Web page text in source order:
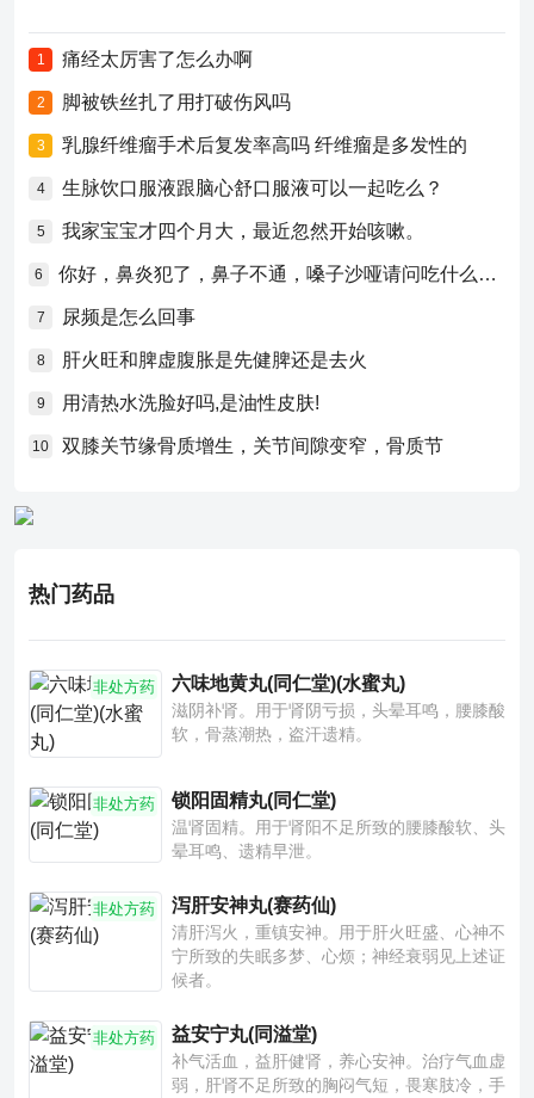
1 痛经太厉害了怎么办啊
2 脚被铁丝扎了用打破伤风吗
3 乳腺纤维瘤手术后复发率高吗 纤维瘤是多发性的
4 生脉饮口服液跟脑心舒口服液可以一起吃么？
5 我家宝宝才四个月大，最近忽然开始咳嗽。
6 你好，鼻炎犯了，鼻子不通，嗓子沙哑请问吃什么药比较好？
7 尿频是怎么回事
8 肝火旺和脾虚腹胀是先健脾还是去火
9 用清热水洗脸好吗,是油性皮肤!
10 双膝关节缘骨质增生，关节间隙变窄，骨质节
热门药品
非处方药 六味地黄丸(同仁堂)(水蜜丸)
滋阴补肾。用于肾阴亏损，头晕耳鸣，腰膝酸
软，骨蒸潮热，盗汗遗精。
非处方药 锁阳固精丸(同仁堂)
温肾固精。用于肾阳不足所致的腰膝酸软、头
晕耳鸣、遗精早泄。
非处方药 泻肝安神丸(赛药仙)
清肝泻火，重镇安神。用于肝火旺盛、心神不
宁所致的失眠多梦、心烦；神经衰弱见上述证
候者。
非处方药 益安宁丸(同溢堂)
补气活血，益肝健肾，养心安神。治疗气血虚
弱，肝肾不足所致的胸闷气短，畏寒肢冷，手